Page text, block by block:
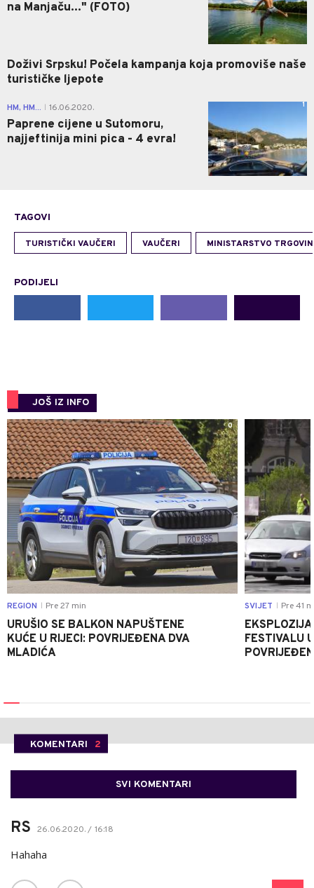
na Manjaču..." (FOTO)
Doživi Srpsku! Počela kampanja koja promoviše naše
turističke ljepote
HM, HM... 16.06.2020.
Paprene cijene u Sutomoru,
najjeftinija mini pica - 4 evra!
1
TAGOVI
TURISTIČKI VAUČERI VAUČERI MINISTARSTVO
PODIJELI
JOŠ IZ INFO
0
REGION Pre 27 min
URUŠIO SE BALKON NAPUŠTENE
KUĆE U RIJECI: POVRIJEĐENA DVA
MLADIĆA
SVIJET Pre 41
FESTIVALU
KOMENTARI 2
SVI KOMENTARI
RS 26.06.2020. / 16:18
Hahaha